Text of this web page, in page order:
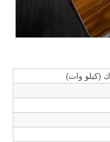
(كيلو وات)